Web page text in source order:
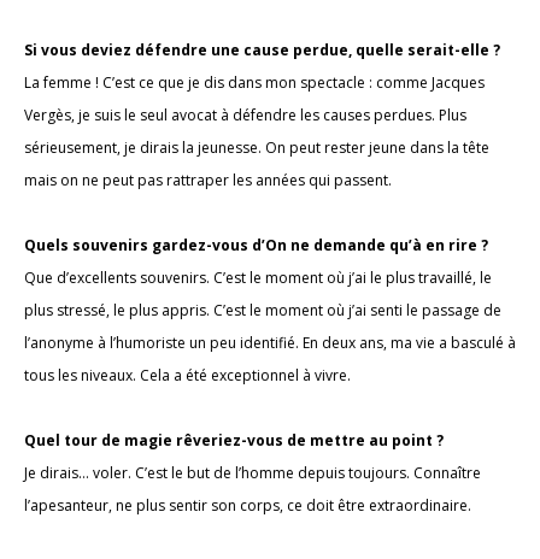
Si vous deviez défendre une cause perdue, quelle serait-elle ?
La femme ! C’est ce que je dis dans mon spectacle : comme Jacques
Vergès, je suis le seul avocat à défendre les causes perdues. Plus
sérieusement, je dirais la jeunesse. On peut rester jeune dans la tête
mais on ne peut pas rattraper les années qui passent.
Quels souvenirs gardez-vous d’On ne demande qu’à en rire ?
Que d’excellents souvenirs. C’est le moment où j’ai le plus travaillé, le
plus stressé, le plus appris. C’est le moment où j’ai senti le passage de
l’anonyme à l’humoriste un peu identifié. En deux ans, ma vie a basculé à
tous les niveaux. Cela a été exceptionnel à vivre.
Quel tour de magie rêveriez-vous de mettre au point ?
Je dirais… voler. C’est le but de l’homme depuis toujours. Connaître
l’apesanteur, ne plus sentir son corps, ce doit être extraordinaire.